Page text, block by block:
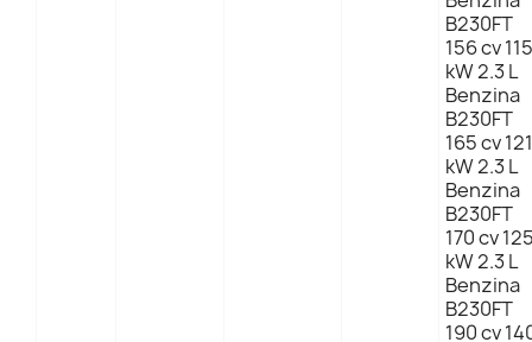
B230FT
156 cv 115
kW 2.3 L
Benzina
B230FT
165 cv 121
kW 2.3 L
Benzina
B230FT
170 cv
kW 2.3 L
Benzina
B230FT
190 cv